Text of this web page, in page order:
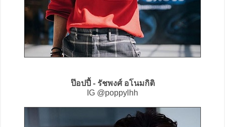
ป๊อปปี้ - รัชพงศ์ อโนมกิติ
IG @poppylhh